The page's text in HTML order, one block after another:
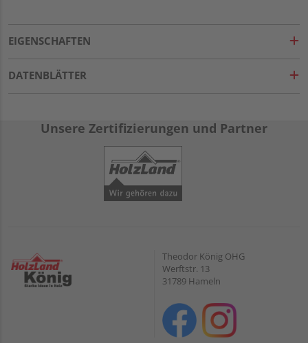
EIGENSCHAFTEN
DATENBLÄTTER
Unsere Zertifizierungen und Partner
Theodor König OHG
Werftstr. 13
31789 Hameln